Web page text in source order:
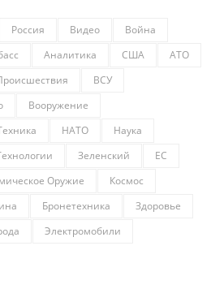
Россия Видео
Война
Аналитика США
АТО
ВСУ
Вооружение
НАТО
Наука
Зеленский
ЕС
Оружие
Космос
Бронетехника
Здоровье
Электромобили